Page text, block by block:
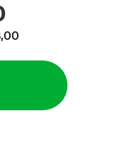
,00